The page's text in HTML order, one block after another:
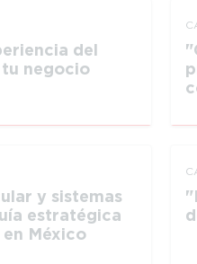
del
negocio
y sistemas
estratégica
México